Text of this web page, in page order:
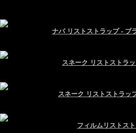
ナパ リストストラップ - ブ
スネーク リストストラ
スネーク リストストラッ
フィルムリストス